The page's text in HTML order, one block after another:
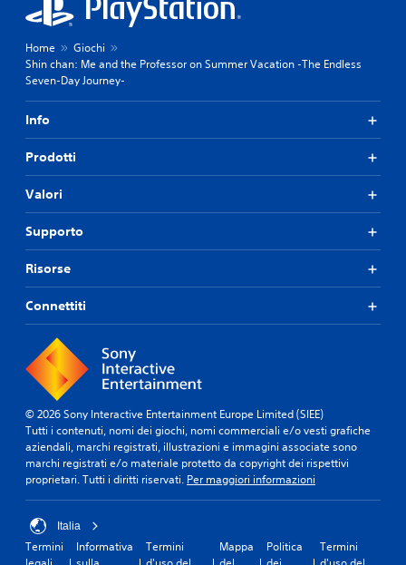
Home
Giochi
Shin chan: Me and the Professor on Summer Vacation -The Endless
Seven-Day Journey-
Info
Prodotti
Valori
Supporto
Risorse
Connettiti
© 2026 Sony Interactive Entertainment Europe Limited (SIEE)
Tutti i contenuti, nomi dei giochi, nomi commerciali e/o vesti grafiche
aziendali, marchi registrati, illustrazioni e immagini associate sono
marchi registrati e/o materiale protetto da copyright dei rispettivi
proprietari. Tutti i diritti riservati. Per maggiori informazioni
Italia
Termini
Informativa
Termini
Mappa
Politica
Termini